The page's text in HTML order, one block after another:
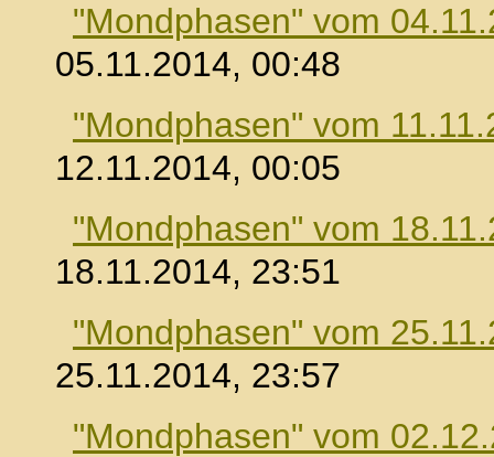
"Mondphasen" vom
05.11.2014, 00:48
"Mondphasen" vom
12.11.2014, 00:05
"Mondphasen" vom
18.11.2014, 23:51
"Mondphasen" vom
25.11.2014, 23:57
"Mondphasen" vom